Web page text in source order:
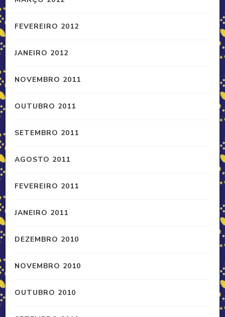
FEVEREIRO 2012
JANEIRO 2012
NOVEMBRO 2011
OUTUBRO 2011
SETEMBRO 2011
AGOSTO 2011
FEVEREIRO 2011
JANEIRO 2011
DEZEMBRO 2010
NOVEMBRO 2010
OUTUBRO 2010